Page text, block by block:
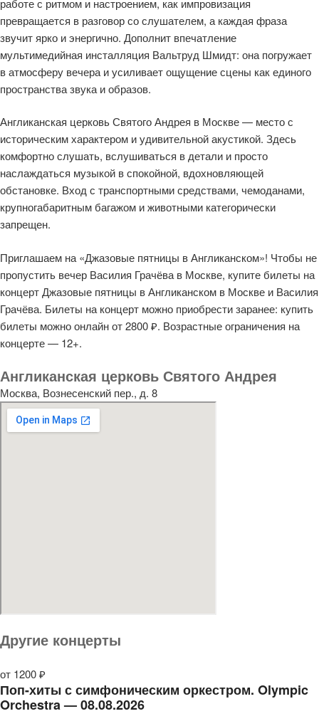
превращается в разговор со слушателем, а каждая фраза
звучит ярко и энергично. Дополнит впечатление
мультимедийная инсталляция Вальтруд Шмидт: она погружает
в атмосферу вечера и усиливает ощущение сцены как единого
пространства звука и образов.
Англиканская церковь Святого Андрея в Москве — место с
историческим характером и удивительной акустикой. Здесь
комфортно слушать, вслушиваться в детали и просто
наслаждаться музыкой в спокойной, вдохновляющей
обстановке. Вход с транспортными средствами, чемоданами,
крупногабаритным багажом и животными категорически
запрещен.
Приглашаем на «Джазовые пятницы в Англиканском»! Чтобы не
пропустить вечер Василия Грачёва в Москве, купите билеты на
концерт Джазовые пятницы в Англиканском в Москве и Василия
Грачёва. Билеты на концерт можно приобрести заранее: купить
билеты можно онлайн от 2800 ₽. Возрастные ограничения на
концерте — 12+.
Англиканская церковь Святого Андрея
Москва, Вознесенский пер., д. 8
Другие концерты
от 1200 ₽
Поп-хиты с симфоническим оркестром. Olympic
Orchestra — 08.08.2026